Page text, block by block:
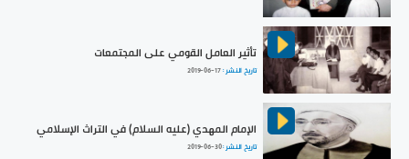
تأثير العامل القومي على المجتمعات
تاريخ النشر :2019-06-17
الإمام المهدي (عليه السلام) في التراث الإسلامي
تاريخ النشر :2019-06-30